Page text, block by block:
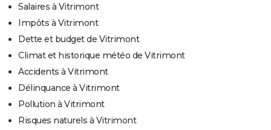
Salaires à Vitrimont
Impôts à Vitrimont
Dette et budget de Vitrimont
Climat et historique météo de Vitrimont
Accidents à Vitrimont
Délinquance à Vitrimont
Pollution à Vitrimont
Risques naturels à Vitrimont